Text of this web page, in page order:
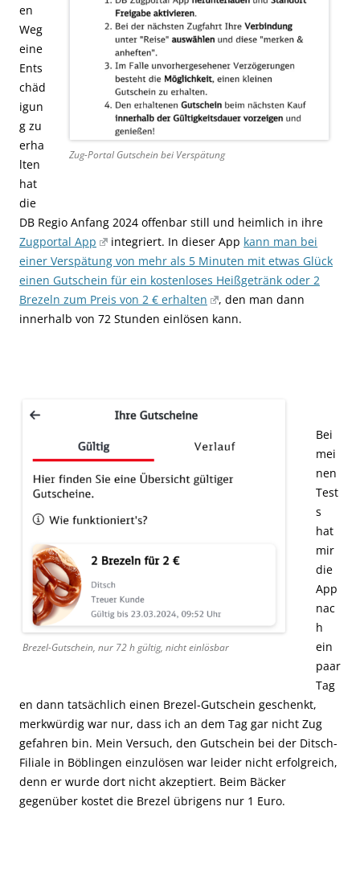
Zug-Portal Gutschein bei Verspätung
en
Weg
eine
Ents
chäd
igun
g zu
erha
lten
hat
die
DB Regio Anfang 2024 offenbar still und heimlich in ihre
Zugportal App
integriert. In dieser App kann man bei
einer Verspätung von mehr als 5 Minuten mit etwas Glück
einen Gutschein für ein kostenloses Heißgetränk oder 2
Brezeln zum Preis von 2 € erhalten
, den man dann
innerhalb von 72 Stunden einlösen kann.
Brezel-Gutschein, nur 72 h gültig, nicht einlösbar
Bei
mei
nen
Test
s
hat
mir
die
App
nac
h
ein
paar
Tag
en dann tatsächlich einen Brezel-Gutschein geschenkt,
merkwürdig war nur, dass ich an dem Tag gar nicht Zug
gefahren bin. Mein Versuch, den Gutschein bei der Ditsch-
Filiale in Böblingen einzulösen war leider nicht erfolgreich,
denn er wurde dort nicht akzeptiert. Beim Bäcker
gegenüber kostet die Brezel übrigens nur 1 Euro.